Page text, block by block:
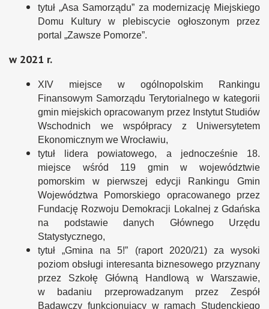
tytuł „Asa Samorządu” za modernizację Miejskiego
Domu Kultury w plebiscycie ogłoszonym przez
portal „Zawsze Pomorze”.
w 2021 r.
XIV miejsce w ogólnopolskim Rankingu
Finansowym Samorządu Terytorialnego w kategorii
gmin miejskich opracowanym przez Instytut Studiów
Wschodnich we współpracy z Uniwersytetem
Ekonomicznym we Wrocławiu,
tytuł lidera powiatowego, a jednocześnie 18.
miejsce wśród 119 gmin w województwie
pomorskim w pierwszej edycji Rankingu Gmin
Województwa Pomorskiego opracowanego przez
Fundację Rozwoju Demokracji Lokalnej z Gdańska
na podstawie danych Głównego Urzędu
Statystycznego,
tytuł „Gmina na 5!” (raport 2020/21) za wysoki
poziom obsługi interesanta biznesowego przyznany
przez Szkołę Główną Handlową w Warszawie,
w badaniu przeprowadzanym przez Zespół
Badawczy funkcjonujący w ramach Studenckiego